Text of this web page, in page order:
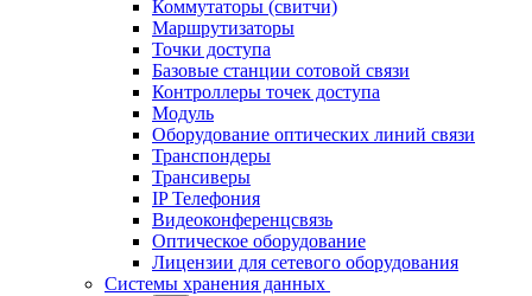
Коммутаторы (свитчи)
Маршрутизаторы
Точки доступа
Базовые станции сотовой связи
Контроллеры точек доступа
Модуль
Оборудование оптических линий связи
Транспондеры
Трансиверы
IP Телефония
Видеоконференцсвязь
Оптическое оборудование
Лицензии для сетевого оборудования
Системы хранения данных